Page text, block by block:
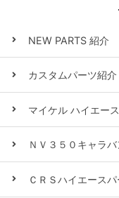
NEW PARTS 紹介
カスタムパーツ紹介
マイケル ハイエー
ＮＶ３５０キャラバ
ＣＲＳハイエース